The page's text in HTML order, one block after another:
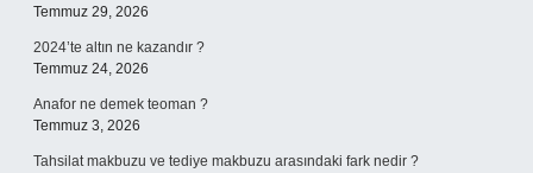
Temmuz 29, 2026
2024’te altın ne kazandır ?
Temmuz 24, 2026
Anafor ne demek teoman ?
Temmuz 3, 2026
Tahsilat makbuzu ve tediye makbuzu arasındaki fark nedir ?